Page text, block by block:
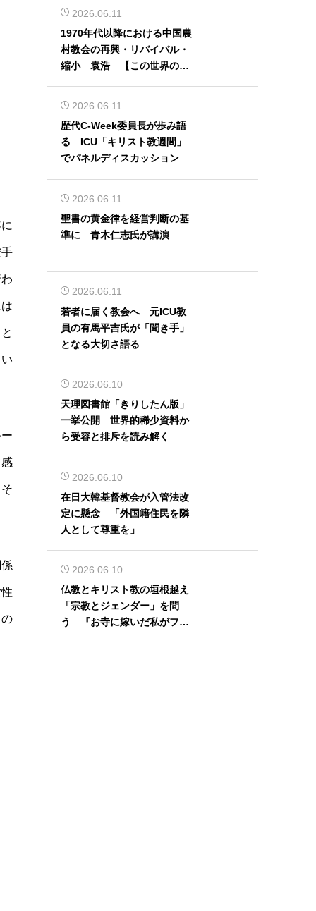
2026.06.11
1970年代以降における中国農
村教会の再興・リバイバル・
縮小 袁浩 【この世界の片
2026.06.11
歴代C-Week委員長が歩み語
る ICU「キリスト教週間」
でパネルディスカッション
2026.06.11
聖書の黄金律を経営判断の基
準に 青木仁志氏が講演
2026.06.11
若者に届く教会へ 元ICU教
員の有馬平吉氏が「聞き手」
となる大切さ語る
2026.06.10
天理図書館「きりしたん版」
一挙公開 世界的稀少資料か
ら受容と排斥を読み解く
2026.06.10
在日大韓基督教会が入管法改
定に懸念 「外国籍住民を隣
人として尊重を」
2026.06.10
仏教とキリスト教の垣根越え
「宗教とジェンダー」を問
う 『お寺に嫁いだ私がフェ